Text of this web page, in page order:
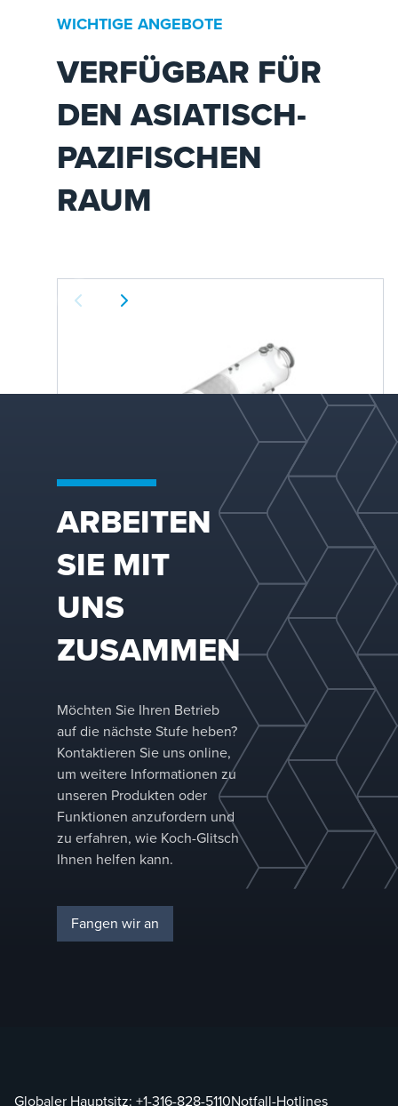
WICHTIGE ANGEBOTE
VERFÜGBAR FÜR
DEN ASIATISCH-
PAZIFISCHEN
RAUM
Flüssigkeit-Flüssig-Trennungen
Koch-Glitsch liefert Expertenlösungen für die
Flüssigkeit-Flüssigkeit-Trennung und bietet
komplette Systeme, darunter Behälter,
Einlassverteiler, Koalesz- und Absinkmedium,
Nebelscheider und Wirbelbrecher. Bei
Entwürfen für Zwei- und Dreiphasentrennung
optimieren wir die Leistung basierend auf
Zuführungseigenschaften und
Trennanforderungen.
ARBEITEN
SIE MIT
UNS
ZUSAMMEN
Möchten Sie Ihren Betrieb
auf die nächste Stufe heben?
Kontaktieren Sie uns online,
um weitere Informationen zu
unseren Produkten oder
Funktionen anzufordern und
zu erfahren, wie Koch-Glitsch
Ihnen helfen kann.
Fangen wir an
Globaler Hauptsitz: +1-316-828-5110Notfall-Hotlines